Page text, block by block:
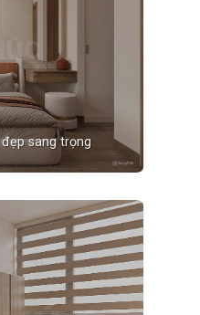
sang trọng